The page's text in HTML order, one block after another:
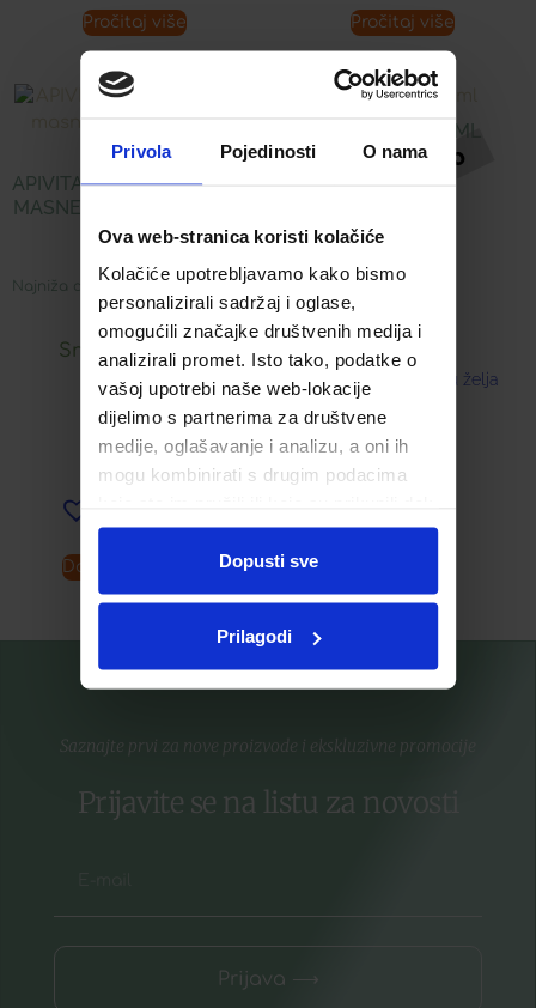
Privola Pojedinosti O nama
Ova web-stranica koristi kolačiće
Kolačiće upotrebljavamo kako bismo
personalizirali sadržaj i oglase,
omogućili značajke društvenih medija i
analizirali promet. Isto tako, podatke o
vašoj upotrebi naše web-lokacije
dijelimo s partnerima za društvene
medije, oglašavanje i analizu, a oni ih
mogu kombinirati s drugim podacima
ste upotrebljavali njihove usluge.
Dopusti sve
Prilagodi
Pročitaj više Pročitaj više
APIVITA GEL ZA UMIVANJE
MASNE I MJEŠOVITE KOŽE
LICA
Najniža cijena u zadnjih 30 dana:
16,89€
Snižena cijena:
8,45€
Dodaj u košaricu
IRIX SPREJ 75 ML
Dodaj u listu želja
Saznajte prvi za nove proizvode i ekskluzivne promocije
Prijavite se na listu za novosti
Prijava ⟶